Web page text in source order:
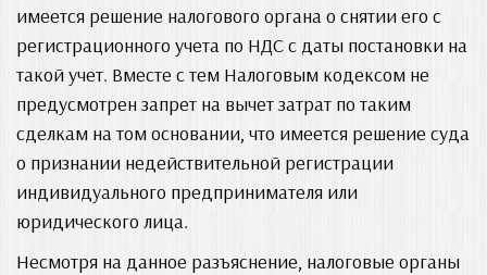
имеется решение налогового органа о снятии его с
регистрационного учета по НДС с даты постановки на
такой учет. Вместе с тем Налоговым кодексом не
предусмотрен запрет на вычет затрат по таким
сделкам на том основании, что имеется решение суда
о признании недействительной регистрации
индивидуального предпринимателя или
юридического лица.
Несмотря на данное разъяснение, налоговые органы